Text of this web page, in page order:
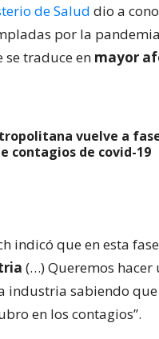
de Salud dio a
por la
se traduce en mayor
vuelve a
contagios de covid-19
indicó que en esta
(…) Queremos
industria sabiendo
en los contagios”.